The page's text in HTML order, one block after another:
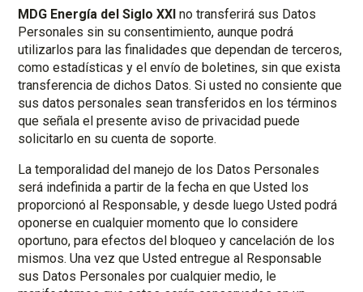
MDG Energía del Siglo XXI no transferirá sus Datos
Personales sin su consentimiento, aunque podrá
utilizarlos para las finalidades que dependan de terceros,
como estadísticas y el envío de boletines, sin que exista
transferencia de dichos Datos. Si usted no consiente que
sus datos personales sean transferidos en los términos
que señala el presente aviso de privacidad puede
solicitarlo en su cuenta de soporte.
La temporalidad del manejo de los Datos Personales
será indefinida a partir de la fecha en que Usted los
proporcionó al Responsable, y desde luego Usted podrá
oponerse en cualquier momento que lo considere
oportuno, para efectos del bloqueo y cancelación de los
mismos. Una vez que Usted entregue al Responsable
sus Datos Personales por cualquier medio, le